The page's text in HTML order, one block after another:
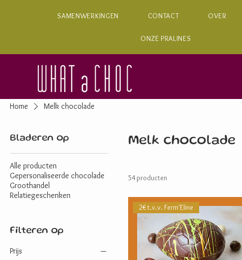
SAMENWERKINGEN CONTACT OVER
ONZE PRALINES
Home Melk chocolade
Bladeren op
Alle producten
Gepersonaliseerde chocolade
Groothandel
Relatiegeschenken
Filteren op
Prijs
Melk chocolade
54 producten
2€ t.v.v. Ferm'Eline